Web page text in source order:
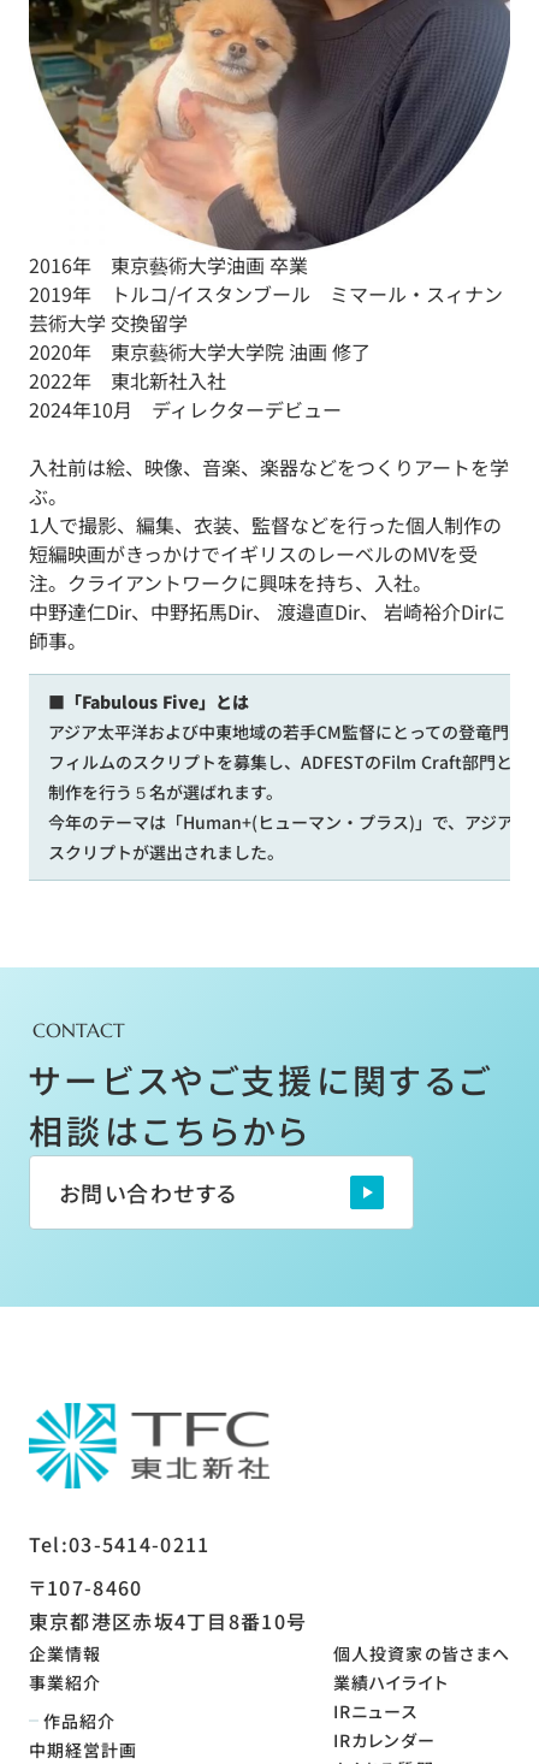
2016年 東京藝術大学油画 卒業
2019年 トルコ/イスタンブール ミマール・スィナン
芸術大学 交換留学
2020年 東京藝術大学大学院 油画 修了
2022年 東北新社入社
2024年10月 ディレクターデビュー
入社前は絵、映像、音楽、楽器などをつくりアートを学
ぶ。
1人で撮影、編集、衣装、監督などを行った個人制作の
短編映画がきっかけでイギリスのレーベルのMVを受
注。クライアントワークに興味を持ち、入社。
中野達仁Dir、 中野拓馬Dir、 渡邉直Dir、 岩崎裕介Dirに
師事。
■「Fabulous Five」とは
アジア太平洋および中東地域の若手CM監督にとっての登竜門
フィルムのスクリプトを募集し、ADFESTのFilm Craft部門と
制作を行う５名が選ばれます。
今年のテーマは「Human+(ヒューマン・プラス)」で、アジア
スクリプトが選出されました。
CONTACT
サービスやご支援に関するご
相談はこちらから
お問い合わせする
Tel:03-5414-0211
〒107-8460
東京都港区赤坂4丁目8番10号
企業情報
事業紹介
作品紹介
中期経営計画
個人投資家の皆さまへ
業績ハイライト
IRニュース
IRカレンダー